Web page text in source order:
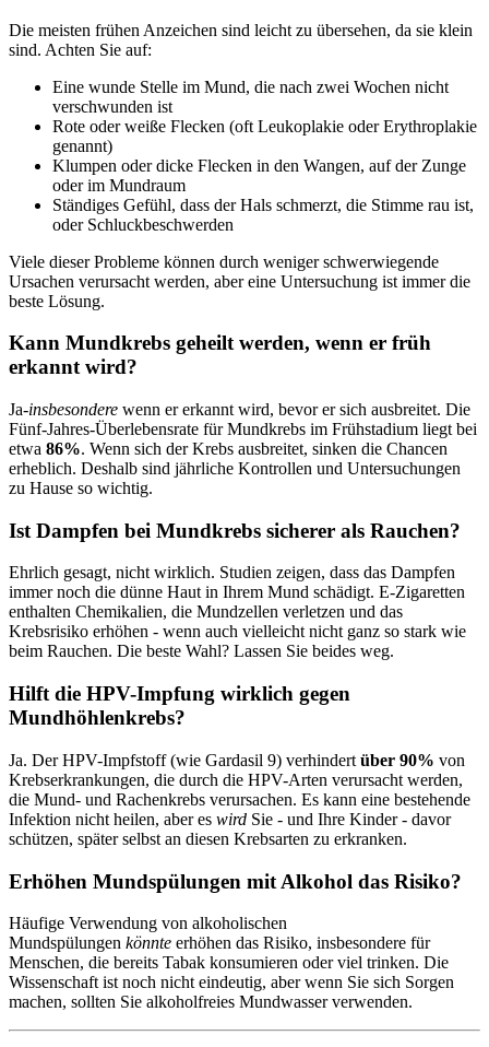
Die meisten frühen Anzeichen sind leicht zu übersehen, da sie klein
sind. Achten Sie auf:
Eine wunde Stelle im Mund, die nach zwei Wochen nicht
verschwunden ist
Rote oder weiße Flecken (oft Leukoplakie oder Erythroplakie
genannt)
Klumpen oder dicke Flecken in den Wangen, auf der Zunge
oder im Mundraum
Ständiges Gefühl, dass der Hals schmerzt, die Stimme rau ist,
oder Schluckbeschwerden
Viele dieser Probleme können durch weniger schwerwiegende
Ursachen verursacht werden, aber eine Untersuchung ist immer die
beste Lösung.
Kann Mundkrebs geheilt werden, wenn er früh
erkannt wird?
Ja-insbesondere wenn er erkannt wird, bevor er sich ausbreitet. Die
Fünf-Jahres-Überlebensrate für Mundkrebs im Frühstadium liegt bei
etwa 86%. Wenn sich der Krebs ausbreitet, sinken die Chancen
erheblich. Deshalb sind jährliche Kontrollen und Untersuchungen
zu Hause so wichtig.
Ist Dampfen bei Mundkrebs sicherer als Rauchen?
Ehrlich gesagt, nicht wirklich. Studien zeigen, dass das Dampfen
immer noch die dünne Haut in Ihrem Mund schädigt. E-Zigaretten
enthalten Chemikalien, die Mundzellen verletzen und das
Krebsrisiko erhöhen - wenn auch vielleicht nicht ganz so stark wie
beim Rauchen. Die beste Wahl? Lassen Sie beides weg.
Hilft die HPV-Impfung wirklich gegen
Mundhöhlenkrebs?
Ja. Der HPV-Impfstoff (wie Gardasil 9) verhindert über 90% von
Krebserkrankungen, die durch die HPV-Arten verursacht werden,
die Mund- und Rachenkrebs verursachen. Es kann eine bestehende
Infektion nicht heilen, aber es wird Sie - und Ihre Kinder - davor
schützen, später selbst an diesen Krebsarten zu erkranken.
Erhöhen Mundspülungen mit Alkohol das Risiko?
Häufige Verwendung von alkoholischen
Mundspülungen könnte erhöhen das Risiko, insbesondere für
Menschen, die bereits Tabak konsumieren oder viel trinken. Die
Wissenschaft ist noch nicht eindeutig, aber wenn Sie sich Sorgen
machen, sollten Sie alkoholfreies Mundwasser verwenden.